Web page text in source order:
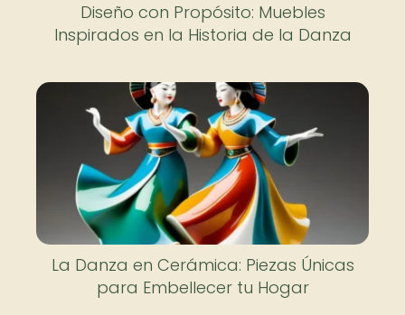
Diseño con Propósito: Muebles
Inspirados en la Historia de la Danza
La Danza en Cerámica: Piezas Únicas
para Embellecer tu Hogar